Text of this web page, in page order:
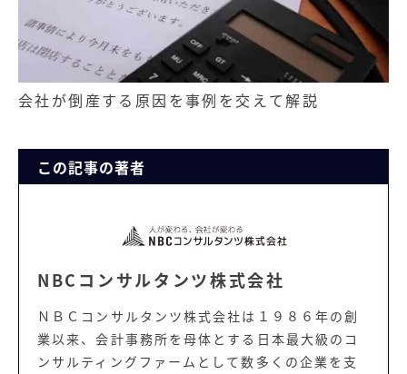
会社が倒産する原因を事例を交えて解説
この記事の著者
NBCコンサルタンツ株式会社
ＮＢＣコンサルタンツ株式会社は１９８６年の創
業以来、会計事務所を母体とする日本最大級のコ
ンサルティングファームとして数多くの企業を支